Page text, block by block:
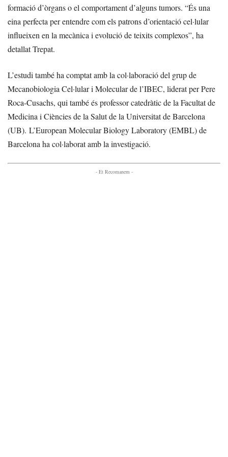
formació d’òrgans o el comportament d’alguns tumors. “És una
eina perfecta per entendre com els patrons d’orientació cel·lular
influeixen en la mecànica i evolució de teixits complexos”, ha
detallat Trepat.
L’estudi també ha comptat amb la col·laboració del grup de
Mecanobiologia Cel·lular i Molecular de l’IBEC, liderat per Pere
Roca-Cusachs, qui també és professor catedràtic de la Facultat de
Medicina i Ciències de la Salut de la Universitat de Barcelona
(UB). L’European Molecular Biology Laboratory (EMBL) de
Barcelona ha col·laborat amb la investigació.
- Et Recomanem -